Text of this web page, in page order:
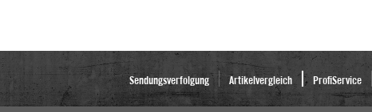
Sendungsverfolgung Artikelvergleich ProfiService